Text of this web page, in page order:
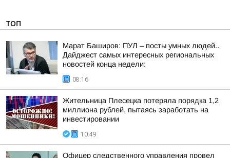
ТОП
Марат Баширов: ПУЛ – посты умных людей..
Дайджест самых интересных региональных
новостей конца недели:
08:16
Жительница Плесецка потеряла порядка 1,2
миллиона рублей, пытаясь заработать на
инвестировании
10:49
Офицер следственного управления провел